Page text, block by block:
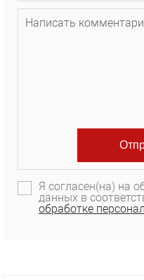
Я согласен(на) на
данных в
обработке